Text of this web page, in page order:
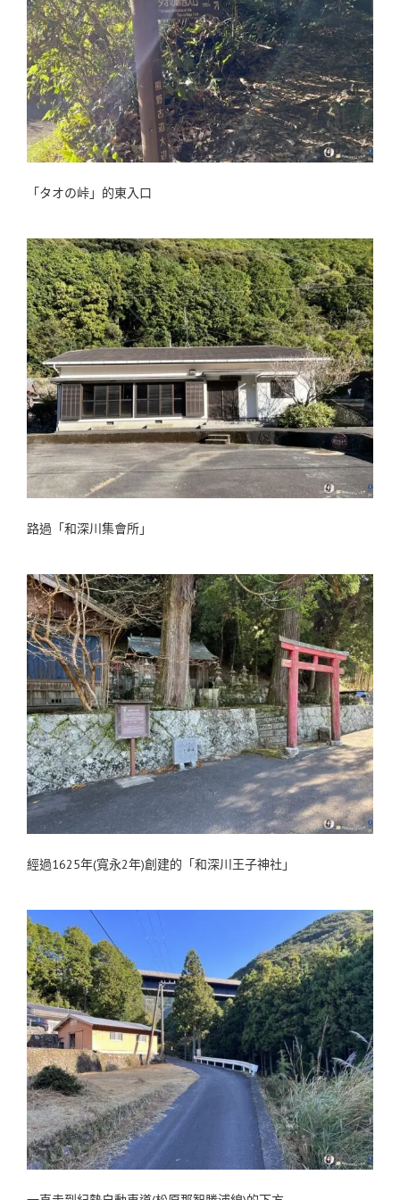
「タオの峠」的東入口
路過「和深川集會所」
經過1625年(寬永2年)創建的「和深川王子神社」